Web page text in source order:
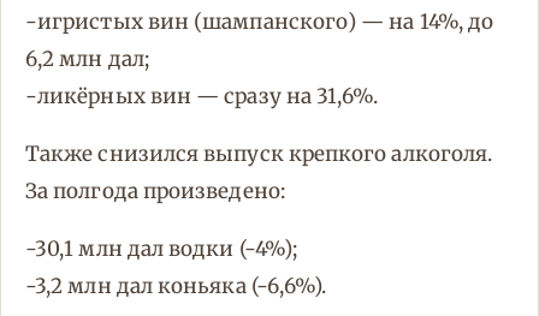
-игристых вин (шампанского) — на 14%, до
6,2 млн дал;
-ликёрных вин — сразу на 31,6%.
Также снизился выпуск крепкого алкоголя.
За полгода произведено:
-30,1 млн дал водки (-4%);
-3,2 млн дал коньяка (-6,6%).